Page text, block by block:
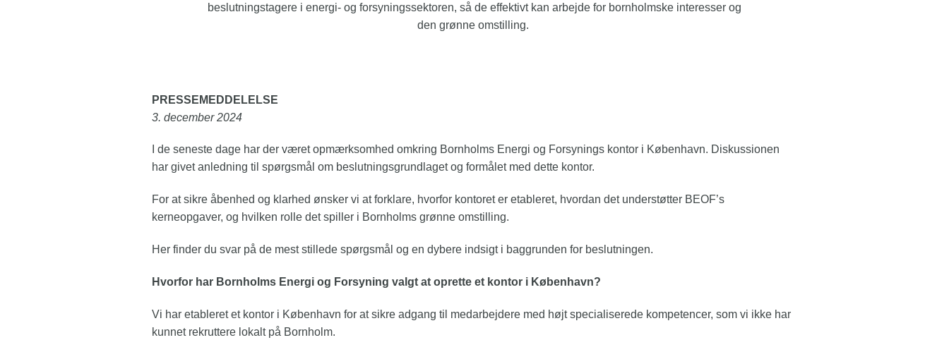
beslutningstagere i energi- og forsyningssektoren, så de effektivt kan arbejde for bornholmske interesser og
den grønne omstilling.
PRESSEMEDDELELSE
3. december 2024
I de seneste dage har der været opmærksomhed omkring Bornholms Energi og Forsynings kontor i København. Diskussionen
har givet anledning til spørgsmål om beslutningsgrundlaget og formålet med dette kontor.
For at sikre åbenhed og klarhed ønsker vi at forklare, hvorfor kontoret er etableret, hvordan det understøtter BEOF’s
kerneopgaver, og hvilken rolle det spiller i Bornholms grønne omstilling.
Her finder du svar på de mest stillede spørgsmål og en dybere indsigt i baggrunden for beslutningen.
Hvorfor har Bornholms Energi og Forsyning valgt at oprette et kontor i København?
Vi har etableret et kontor i København for at sikre adgang til medarbejdere med højt specialiserede kompetencer, som vi ikke har
kunnet rekruttere lokalt på Bornholm.